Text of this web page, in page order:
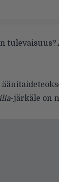
tulevaisuus?
-järkäle on